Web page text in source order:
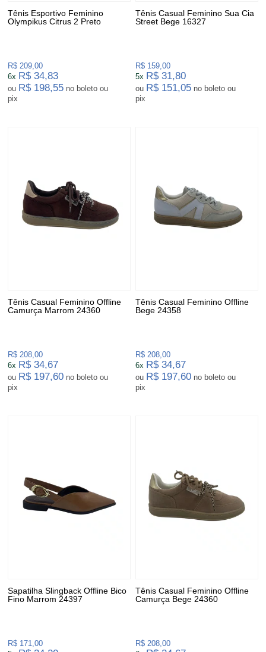
Tênis Esportivo Feminino
Olympikus Citrus 2 Preto
R$ 209,00
6x R$ 34,83
ou R$ 198,55 no boleto ou
pix
Tênis Casual Feminino Sua Cia
Street Bege 16327
R$ 159,00
5x R$ 31,80
ou R$ 151,05 no boleto ou
pix
Tênis Casual Feminino Offline
Camurça Marrom 24360
R$ 208,00
6x R$ 34,67
ou R$ 197,60 no boleto ou
pix
Tênis Casual Feminino Offline
Bege 24358
R$ 208,00
6x R$ 34,67
ou R$ 197,60 no boleto ou
pix
Sapatilha Slingback Offline Bico
Fino Marrom 24397
R$ 171,00
Tênis Casual Feminino Offline
Camurça Bege 24360
R$ 208,00